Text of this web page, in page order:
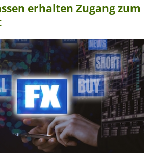
erhalten Zugang zum